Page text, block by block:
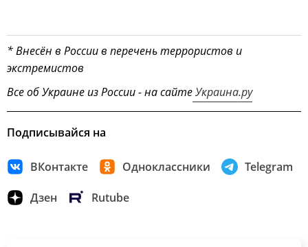
* Внесён в России в перечень террористов и
экстремистов
Все об Украине из России - на сайтеУкраина.ру
Подписывайся на
ВКонтакте Одноклассники Telegram
Дзен Rutube